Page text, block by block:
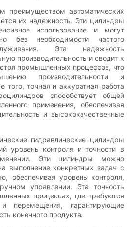
преимуществом автоматических
их надежность. Эти цилиндры
использование и могут
без необходимости частого
Эта надежность
производительность и сводит к
промышленных процессов, что
производительности и
того, точная и аккуратная работа
способствует общей
применения, обеспечивая
и высококачественные
гидравлические цилиндры
уровень контроля и точности в
Эти цилиндры можно
выполнение конкретных задач с
обеспечивая уровень контроля,
управлении. Эта точность
процессах, где требуются
перемещения, гарантирующие
конечного продукта.